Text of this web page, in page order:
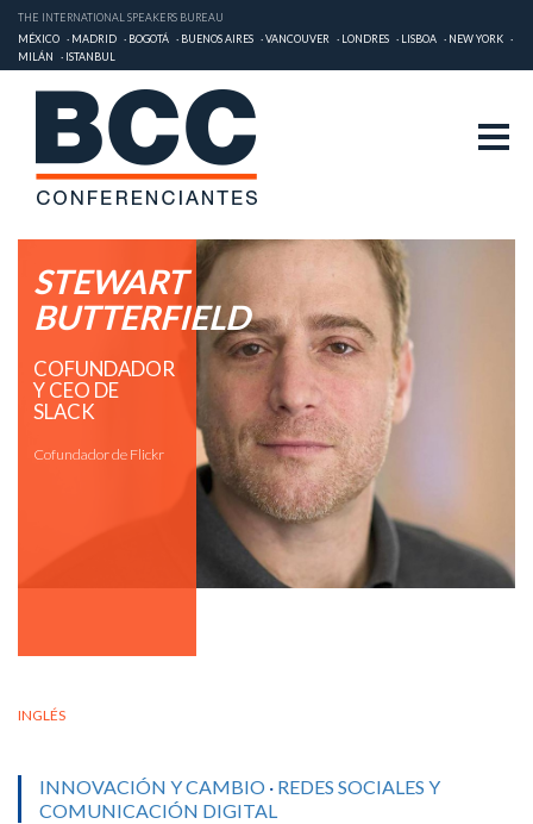
THE INTERNATIONAL SPEAKERS BUREAU
MÉXICO
MADRID BOGOTÁ BUENOS AIRES VANCOUVER LONDRES LISBOA
NEW YORK
MILÁN
ISTANBUL
STEWART
BUTTERFIELD
COFUNDADOR
Y CEO DE
SLACK
Cofundador de Flickr
INGLÉS
INNOVACIÓN Y CAMBIO · REDES SOCIALES Y
COMUNICACIÓN DIGITAL